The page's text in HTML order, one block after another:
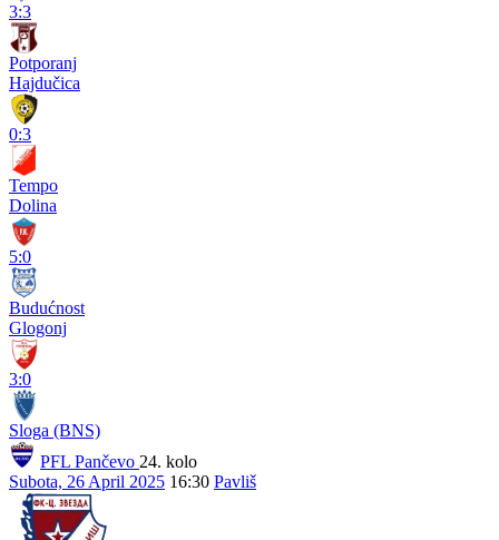
3:3
Potporanj
Hajdučica
0:3
Tempo
Dolina
5:0
Budućnost
Glogonj
3:0
Sloga (BNS)
PFL Pančevo 24. kolo
Subota, 26 April 2025 16:30 Pavliš